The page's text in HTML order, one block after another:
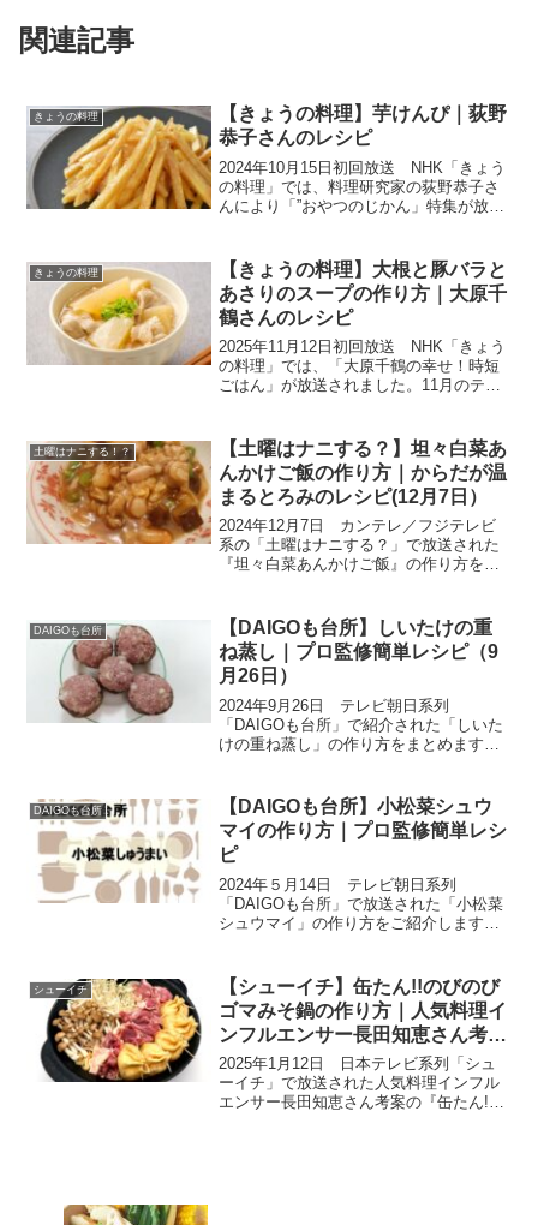
関連記事
きょうの料理
【きょうの料理】芋けんぴ｜荻野
恭子さんのレシピ
2024年10月15日初回放送 NHK「きょう
の料理」では、料理研究家の荻野恭子さ
んにより「”おやつのじかん」特集が放送
さつまいもを余すところなく楽しむおや
つを教わりま...
きょうの料理
【きょうの料理】大根と豚バラと
あさりのスープの作り方｜大原千
鶴さんのレシピ
2025年11月12日初回放送 NHK「きょう
の料理」では、「大原千鶴の幸せ！時短
ごはん」が放送されました。11月のテー
味、献立に迷ったときに役立つレシピを
伝授してもらい...
土曜はナニする！？
【土曜はナニする？】坦々白菜あ
んかけご飯の作り方｜からだが温
まるとろみのレシピ(12月7日）
2024年12月7日 カンテレ／フジテレビ
系の「土曜はナニする？」で放送された
『坦々白菜あんかけご飯』の作り方をご
による、からだが温まるとろみのレシピ
です。材料及び...
DAIGOも台所
【DAIGOも台所】しいたけの重
ね蒸し｜プロ監修簡単レシピ（9
月26日）
2024年9月26日 テレビ朝日系列
「DAIGOも台所」で紹介された「しいた
けの重ね蒸し」の作り方をまとめます。
の1つですね。そんなしいたけを美味しく
食べれるように、辻...
DAIGOも台所
【DAIGOも台所】小松菜シュウ
マイの作り方｜プロ監修簡単レシ
ピ
2024年５月14日 テレビ朝日系列
「DAIGOも台所」で放送された「小松菜
シュウマイ」の作り方をご紹介します。
やミネラルが豊富で、お手軽に手に入る
小松菜。定番副菜だけ...
シューイチ
【シューイチ】缶たん!!のびのび
ゴマみそ鍋の作り方｜人気料理イ
ンフルエンサー長田知恵さん考案
レシピ
2025年1月12日 日本テレビ系列「シュ
ーイチ」で放送された人気料理インフル
エンサー長田知恵さん考案の『缶たん!の